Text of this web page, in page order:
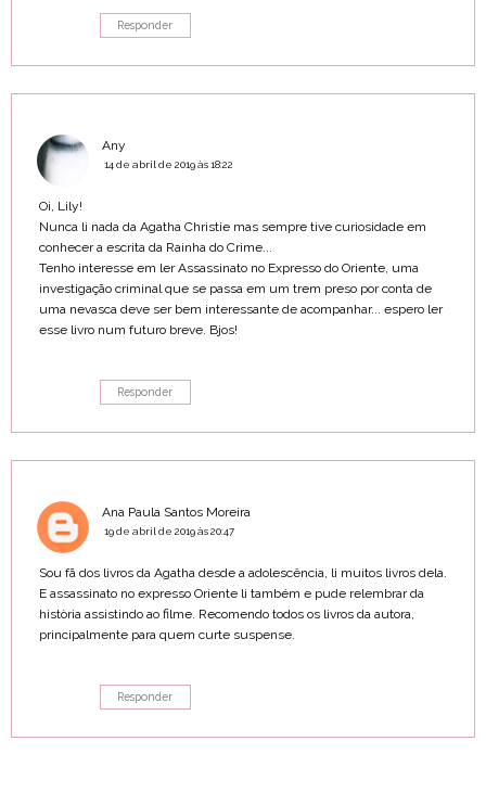
Responder
Any
14 de abril de 2019 às 18:22
Oi, Lily!
Nunca li nada da Agatha Christie mas sempre tive curiosidade em
conhecer a escrita da Rainha do Crime...
Tenho interesse em ler Assassinato no Expresso do Oriente, uma
investigação criminal que se passa em um trem preso por conta de
uma nevasca deve ser bem interessante de acompanhar... espero ler
esse livro num futuro breve. Bjos!
Responder
Ana Paula Santos Moreira
19 de abril de 2019 às 20:47
Sou fã dos livros da Agatha desde a adolescência, li muitos livros dela.
E assassinato no expresso Oriente li também e pude relembrar da
història assistindo ao filme. Recomendo todos os livros da autora,
principalmente para quem curte suspense.
Responder